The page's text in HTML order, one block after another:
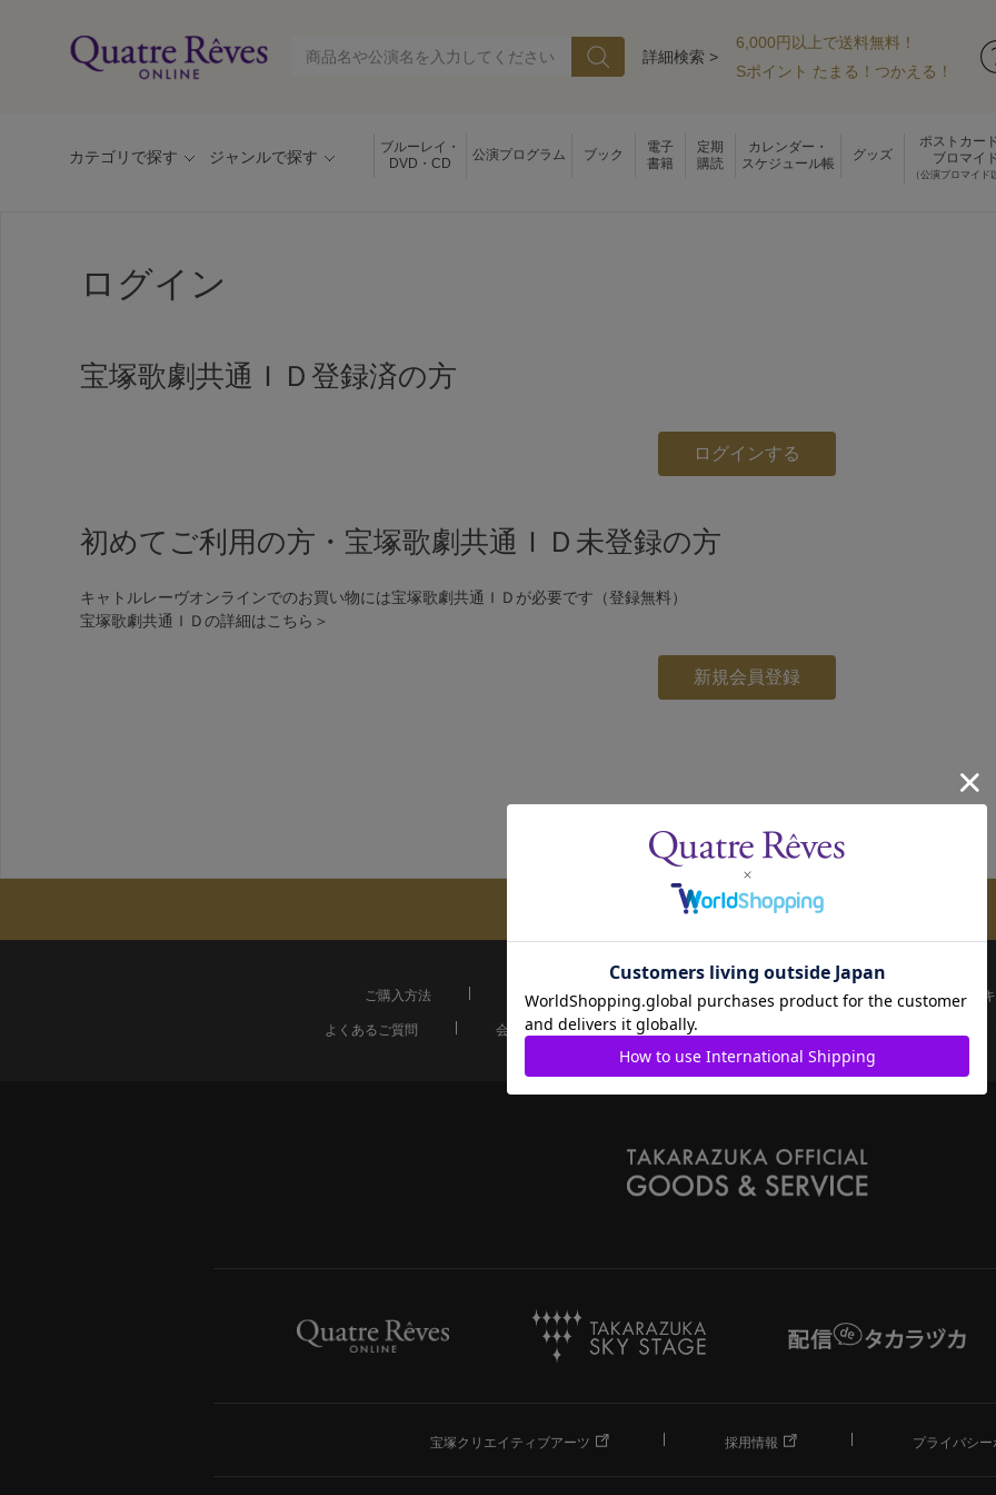
詳細検索 >
6,000円以上で送料無料！
Sポイント たまる！つかえる！
カテゴリで探す ジャンルで探す
ブルーレイ・
DVD・CD
公演プログラム ブック
電子
書籍
定期
購読
カレンダー・
スケジュール帳
グッズ
ポストカー
ブロマイド
（公演ブロマイド
ログイン
宝塚歌劇共通ＩＤ登録済の方
初めてご利用の方・宝塚歌劇共通ＩＤ未登録の方
キャトルレーヴオンラインでのお買い物には宝塚歌劇共通ＩＤが必要です（登録無料）
宝塚歌劇共通ＩＤの詳細は こちら＞
メールマガジンのご案内
ご購入方法 配送について お支払い方法 決済について
よくあるご質問
会員ページ 宝塚歌劇共通ID新規会員登録
宝塚クリエイティブアーツ 採用情報 プライバシ